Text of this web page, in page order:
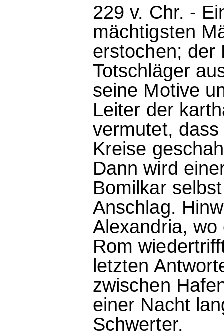
229 v. Chr. -
mächtigsten
erstochen; der
Totschläger
seine Motive
Leiter der
vermutet,
Kreise
Dann wird
Bomilkar
Anschlag.
Alexandria,
Rom
letzten
zwischen
einer Nacht
Schwerter.